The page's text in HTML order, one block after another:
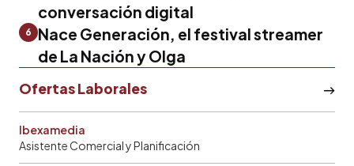
conversación digital
6
Nace Generación, el festival streamer
de La Nación y Olga
Ofertas Laborales
Ibexamedia
Asistente Comercial y Planificación